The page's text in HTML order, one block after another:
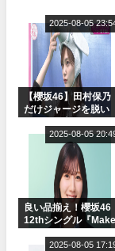
【櫻坂46】田村保乃
だけジャージを脱い
2025-08-05
良い品揃え！櫻坂46
12thシングル『Make
ャルグッズ絶賛販売
2025-08-05
2025-08-05